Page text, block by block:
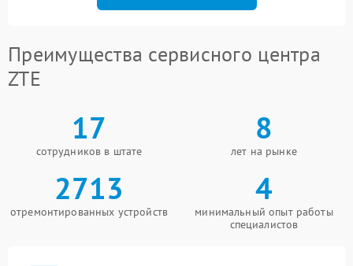
Преимущества сервисного центра
ZTE
17
сотрудников в штате
8
лет на рынке
2713
отремонтированных устройств
4
минимальный опыт работы
специалистов